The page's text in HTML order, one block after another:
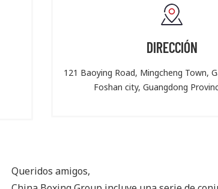
DIRECCIÓN
121 Baoying Road, Mingcheng Town,
Foshan city, Guangdong
Queridos amigos,